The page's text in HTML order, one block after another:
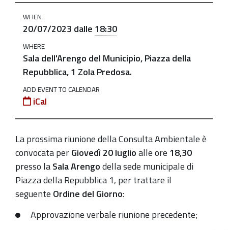
Ambientale:
20
luglio
2023
ore
18,30
2023-
07-
20T18:30:00+02:00
2023-
07-
20T23:59:59+02:00
Sala
Arengo
WHEN
20/07/2023 dalle 18:30
WHERE
Sala dell'Arengo del Municipio, Piazza della
Repubblica, 1 Zola Predosa.
ADD EVENT TO CALENDAR
iCal
La prossima riunione della Consulta Ambientale è
convocata perGiovedì 20 luglioalle ore 18,30
presso laSala Arengodella sede municipale di
Piazza della Repubblica 1, per trattare il
seguente Ordine del Giorno:
Approvazione verbale riunione precedente;